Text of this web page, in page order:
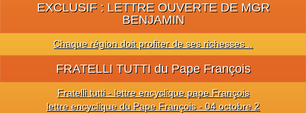
EXCLUSIF : LETTRE OUVERTE DE MGR
BENJAMIN
Chaque région doit profiter de ses richesses ..
FRATELLI TUTTI du Pape François
Fratelli tutti - lettre encyclique pape François
lettre encyclique du Pape François - 04 octobre 2